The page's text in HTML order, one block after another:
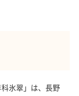
氷翠」は、長野